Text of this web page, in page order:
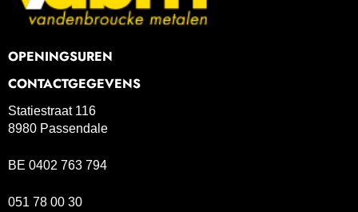
OPENINGSUREN
CONTACTGEGEVENS
Statiestraat 116
8980 Passendale
BE 0402 763 794
051 78 00 30